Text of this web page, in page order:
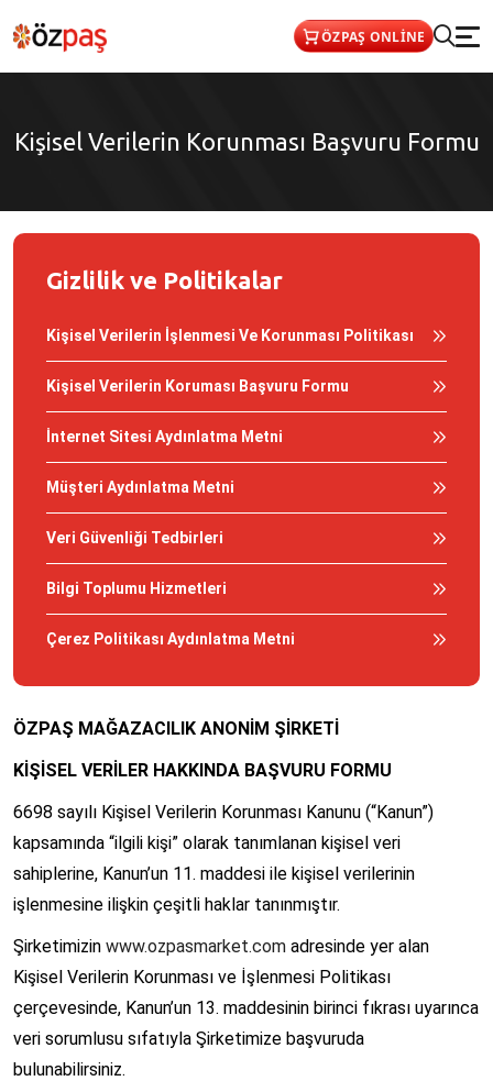
ÖZPAŞ ONLİNE
Kişisel Verilerin Korunması Başvuru Formu
Gizlilik ve Politikalar
Kişisel Verilerin İşlenmesi Ve Korunması Politikası
Kişisel Verilerin Koruması Başvuru Formu
İnternet Sitesi Aydınlatma Metni
Müşteri Aydınlatma Metni
Veri Güvenliği Tedbirleri
Bilgi Toplumu Hizmetleri
Çerez Politikası Aydınlatma Metni
ÖZPAŞ MAĞAZACILIK ANONİM ŞİRKETİ
KİŞİSEL VERİLER HAKKINDA BAŞVURU FORMU
6698 sayılı Kişisel Verilerin Korunması Kanunu (“Kanun”)
kapsamında “ilgili kişi” olarak tanımlanan kişisel veri
sahiplerine, Kanun’un 11. maddesi ile kişisel verilerinin
işlenmesine ilişkin çeşitli haklar tanınmıştır.
Şirketimizin www.ozpasmarket.com adresinde yer alan
Kişisel Verilerin Korunması ve İşlenmesi Politikası
çerçevesinde, Kanun’un 13. maddesinin birinci fıkrası uyarınca
veri sorumlusu sıfatıyla Şirketimize başvuruda
bulunabilirsiniz.